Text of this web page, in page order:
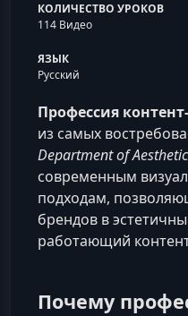
КОЛИЧЕСТВО УРОКОВ
114 Видео
ЯЗЫК
Русский
Профессия
из самых
Department of
современным
подходам,
брендов в
работающий
Почему